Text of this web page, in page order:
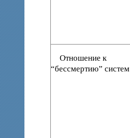
Отношение к
“бессмертию” систем